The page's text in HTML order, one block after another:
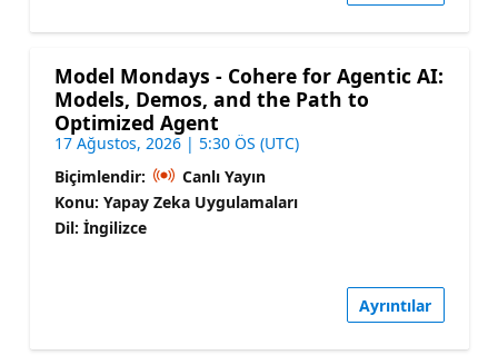
Model Mondays - Cohere for Agentic AI:
Models, Demos, and the Path to
Optimized Agent
17 Ağustos, 2026 | 5:30 ÖS (UTC)
Biçimlendir:
Canlı Yayın
Konu: Yapay Zeka Uygulamaları
Dil: İngilizce
Ayrıntılar